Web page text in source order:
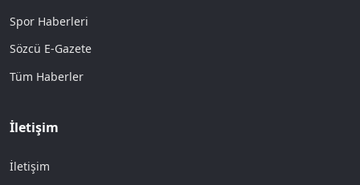
Spor Haberleri
Sözcü E-Gazete
Tüm Haberler
İletişim
İletişim